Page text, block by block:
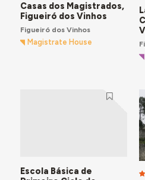
Casas dos Magistrados,
Figueiró dos Vinhos
Figueiró dos Vinhos
Magistrate House
Escola Básica de